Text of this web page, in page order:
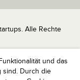
und das
sind. Durch die
Alle Rechte